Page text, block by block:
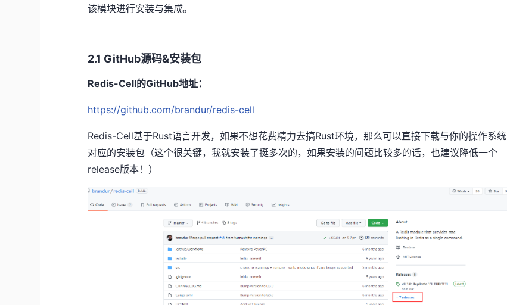
该模块进行安装与集成。
2.1 GitHub源码&安装包
Redis-Cell的GitHub地址：
https://github.com/brandur/redis-cell
Redis-Cell基于Rust语言开发，如果不想花费精力去搞Rust环境，那么可以直接下载与你的操作系统
对应的安装包（这个很关键，我就安装了挺多次的，如果安装的问题比较多的话，也建议降低一个
release版本！）